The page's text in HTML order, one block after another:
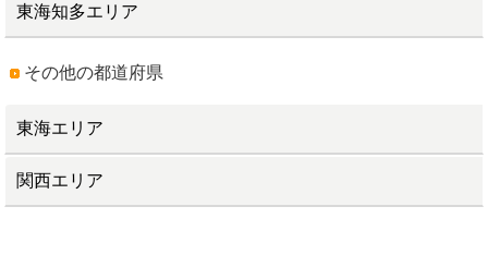
東海知多エリア
その他の都道府県
東海エリア
関西エリア